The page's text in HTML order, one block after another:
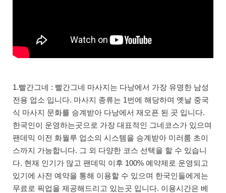
1.빨간그네 : 빨간그네 마사지는 다낭에서 가장 유명한 남성
전용 업소 입니다. 마사지 종류는 1번에 해당하며 옛날 중국
식 마사지 문화를 승계받아 다낭에서 재오픈 된 곳 입니다.
한국인이 운영하는곳으로 가장 대표적인 그네코스가 있으며
팬데믹 이전 화월루 업소의 시스템을 승계받아 미러룸 초이
스까지 가능합니다. 그 외 다양한 코스 선택을 할 수 있습니
다. 현재 인기가 많고 팬데믹 이후 100% 예약제로 운영되고
있기에 사전 예약을 통해 이용할 수 있으며 한국인들에게는
무료로 픽업을 제공해드리고 있는곳 입니다. 이용시간은 베